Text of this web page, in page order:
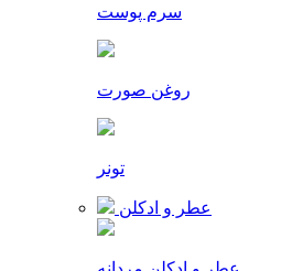
سرم پوست
روغن صورت
تونر
عطر و ادکلن